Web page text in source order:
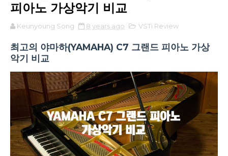
피아노 가상악기 비교
Keunyoung Song 8 years ago VSTi Review
최고의 야마하(YAMAHA) C7 그랜드 피아노 가상
악기 비교